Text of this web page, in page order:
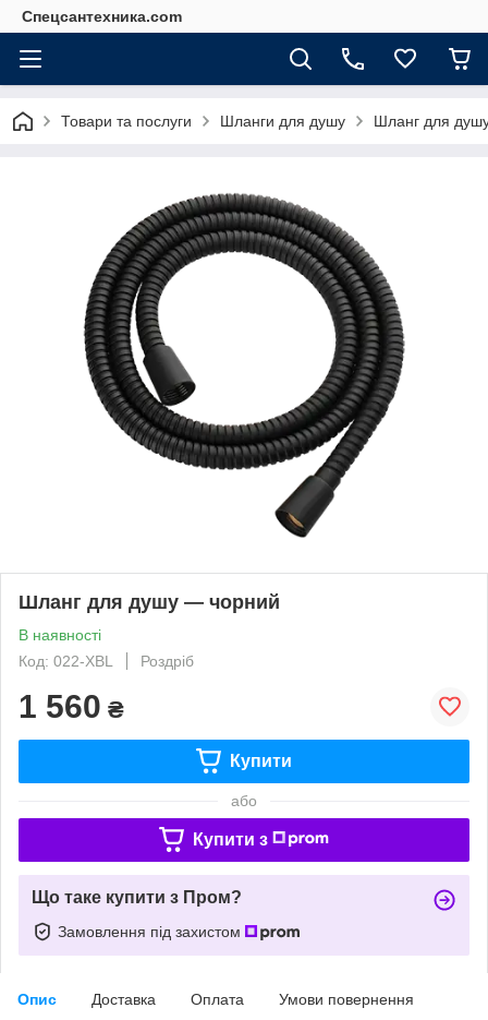
Спецсантехника.com
Товари та послуги Шланги для душу Шланг для
Шланг для душу — чорний
В наявності
Код: 022-XBL
Роздріб
1 560 ₴
Купити
або
Купити з
Що таке купити з Пром?
Замовлення під захистом
Опис Доставка Оплата Умови повернення